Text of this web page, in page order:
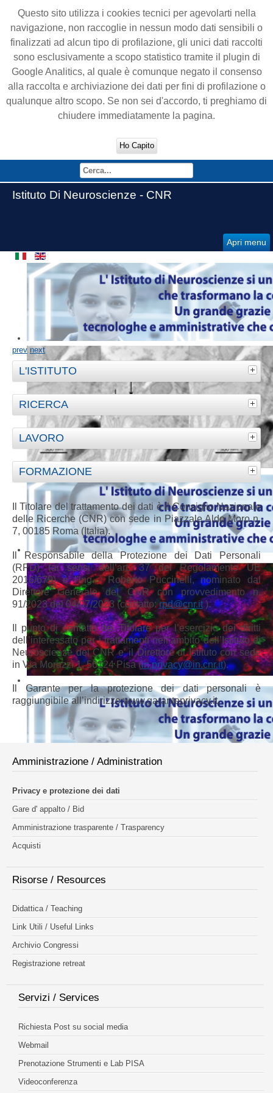
Questo sito utilizza i cookies tecnici per agevolarti nella
navigazione, non raccoglie in nessun modo dati sensibili o
finalizzati ad alcun tipo di profilazione, gli unici dati raccolti
sono esclusivamente a scopo statistico tramite il plugin di
Google Analitics, al quale è comunque negato il consenso
alla raccolta e archiviazione dei dati per fini di profilazione o
qualunque altro scopo. Se non sei d'accordo, ti preghiamo di
chiudere immediatamente la pagina.
Ho Capito
Istituto Di Neuroscienze - CNR
Apri menu
prev next
L'ISTITUTO
RICERCA
LAVORO
FORMAZIONE
Il Titolare del trattamento dei dati è il Consiglio Nazionale
delle Ricerche (CNR) con sede in Piazzale Aldo Moro n.
7, 00185 Roma (Italia).
Il Responsabile della Protezione dei Dati Personali
(RPD) (ai sensi dell’art. 37 del Regolamento UE
2016/679) è l'ing. Roberto Puccinelli, nominato dal
Direttore Generale del CNR con provvedimento n.
91/2023 del 04/07/2023 (contatto:rpd@cnr.it).
Il punto di contatto del Titolare per l’esercizio dei diritti
dell’interessato per i trattamenti nell’ambito dell’Istituto di
Neuroscienze del CNR e’ il Direttore di Istituto con sede
in Via Moruzzi 1, 56124 Pisa (in.privacy@in.cnr.it).
Il Garante per la protezione dei dati personali è
raggiungibile all’indirizzo www.garanteprivacy.it.
Amministrazione / Administration
Privacy e protezione dei dati
Gare d' appalto / Bid
Amministrazione trasparente / Trasparency
Acquisti
Risorse / Resources
Didattica / Teaching
Link Utili / Useful Links
Archivio Congressi
Registrazione retreat
Servizi / Services
Richiesta Post su social media
Webmail
Prenotazione Strumenti e Lab PISA
Videoconferenza